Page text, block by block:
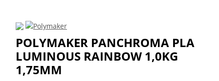
POLYMAKER PANCHROMA PLA
LUMINOUS RAINBOW 1,0KG
1,75MM